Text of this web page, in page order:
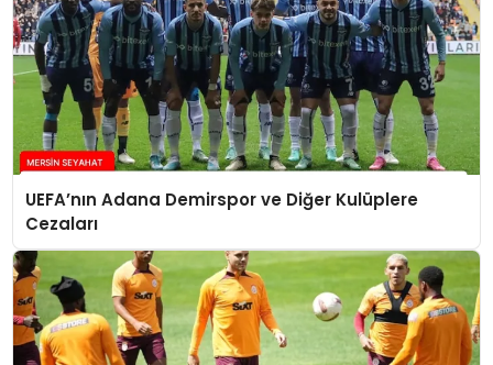
UEFA’nın Adana Demirspor ve Diğer Kulüplere
Cezaları